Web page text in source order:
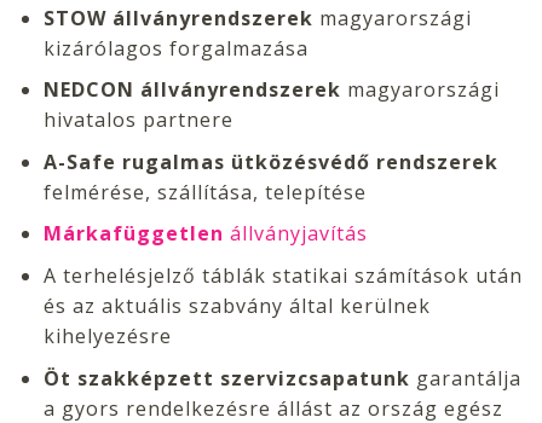
STOW állványrendszerek magyarországi
kizárólagos forgalmazása
NEDCON állványrendszerek magyarországi
hivatalos partnere
A-Safe rugalmas ütközésvédő rendszerek
felmérése, szállítása, telepítése
Márkafüggetlen állványjavítás
A terhelésjelző táblák statikai számítások után
és az aktuális szabvány által kerülnek
kihelyezésre
Öt szakképzett szervizcsapatunk garantálja
a gyors rendelkezésre állást az ország egész